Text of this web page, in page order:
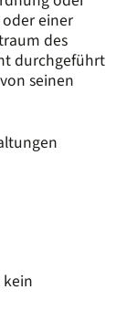
einer
des
durchgeführt
seinen